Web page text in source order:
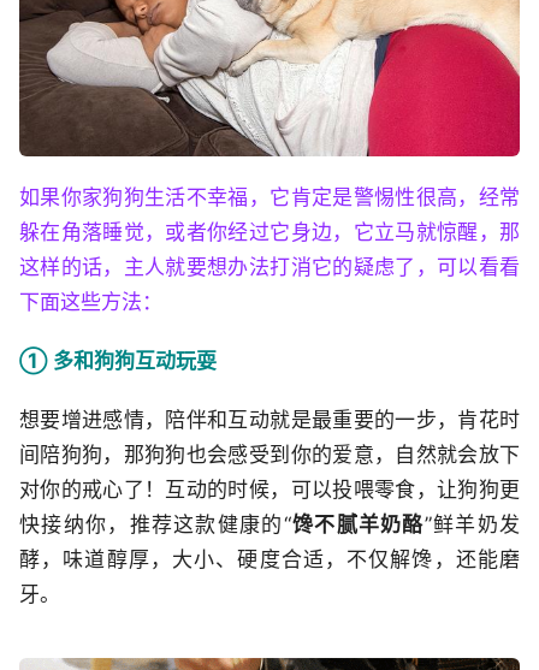
如果你家狗狗生活不幸福，它肯定是警惕性很高，经常
躲在角落睡觉，或者你经过它身边，它立马就惊醒，那
这样的话，主人就要想办法打消它的疑虑了，可以看看
下面这些方法：
① 多和狗狗互动玩耍
想要增进感情，陪伴和互动就是最重要的一步，肯花时
间陪狗狗，那狗狗也会感受到你的爱意，自然就会放下
对你的戒心了！互动的时候，可以投喂零食，让狗狗更
快接纳你，推荐这款健康的“馋不腻羊奶酪”鲜羊奶发
酵，味道醇厚，大小、硬度合适，不仅解馋，还能磨
牙。